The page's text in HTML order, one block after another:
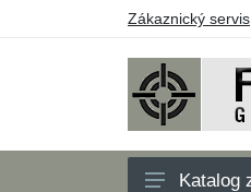
Zákaznický servis
Katalog